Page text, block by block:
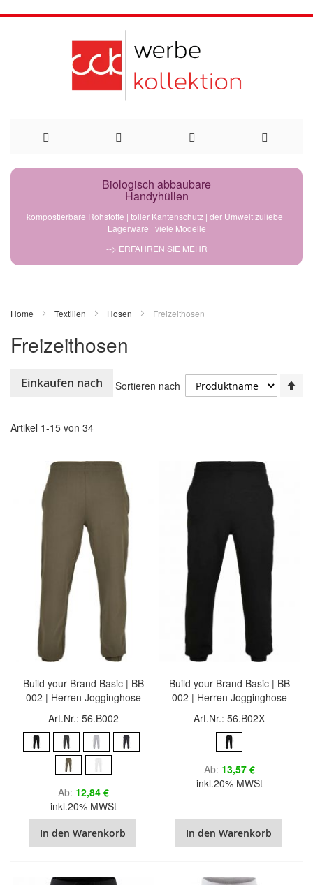
Direkt
Biologisch abbaubare
Handyhüllen
kompostierbare Rohstoffe | toller Kantenschutz | der Umwelt zuliebe |
Lagerware | viele Modelle
--> ERFAHREN SIE MEHR
Home Textilien Hosen Freizeithosen
Freizeithosen
Artikel 1-15 von 34
Sortieren nach
Build your Brand Basic | BB
002 | Herren Jogginghose
Art.Nr.: 56.B002
Ab 12,84 €
inkl.20% MWSt
In den Warenkorb
Build your Brand Basic | BB
002 | Herren Jogginghose
Art.Nr.: 56.B02X
Ab 13,57 €
inkl.20% MWSt
In den Warenkorb
Einkaufen nach